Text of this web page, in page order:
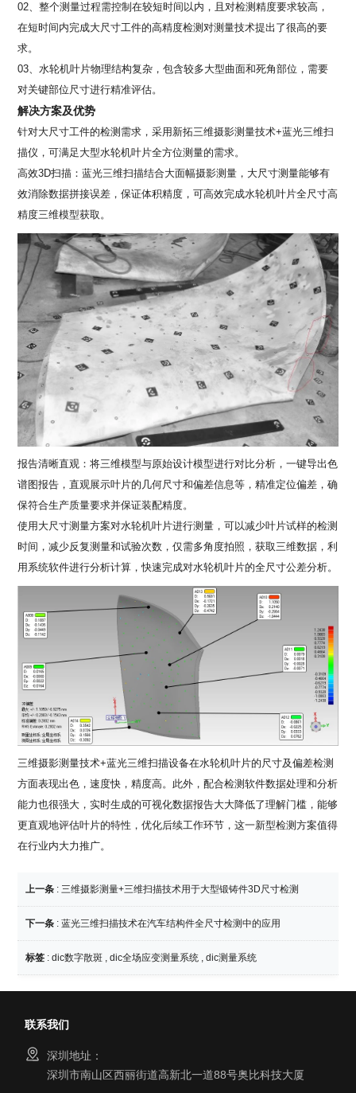
02、整个测量过程需控制在较短时间以内，且对检测精度要求较高，
在短时间内完成大尺寸工件的高精度检测对测量技术提出了很高的要
求。
03、水轮机叶片物理结构复杂，包含较多大型曲面和死角部位，需要
对关键部位尺寸进行精准评估。
解决方案及优势
针对大尺寸工件的检测需求，采用新拓三维摄影测量技术+蓝光三维扫
描仪，可满足大型水轮机叶片全方位测量的需求。
高效3D扫描：蓝光三维扫描结合大面幅摄影测量，大尺寸测量能够有
效消除数据拼接误差，保证体积精度，可高效完成水轮机叶片全尺寸高
精度三维模型获取。
报告清晰直观：将三维模型与原始设计模型进行对比分析，一键导出色
谱图报告，直观展示叶片的几何尺寸和偏差信息等，精准定位偏差，确
保符合生产质量要求并保证装配精度。
使用大尺寸测量方案对水轮机叶片进行测量，可以减少叶片试样的检测
时间，减少反复测量和试验次数，仅需多角度拍照，获取三维数据，利
用系统软件进行分析计算，快速完成对水轮机叶片的全尺寸公差分析。
三维摄影测量技术+蓝光三维扫描设备在水轮机叶片的尺寸及偏差检测
方面表现出色，速度快，精度高。此外，配合检测软件数据处理和分析
能力也很强大，实时生成的可视化数据报告大大降低了理解门槛，能够
更直观地评估叶片的特性，优化后续工作环节，这一新型检测方案值得
在行业内大力推广。
上一条 :三维摄影测量+三维扫描技术用于大型锻铸件3D尺寸检测
下一条 :蓝光三维扫描技术在汽车结构件全尺寸检测中的应用
标签 :dic数字散斑 ,dic全场应变测量系统 ,dic测量系统
联系我们
深圳地址：
深圳市南山区西丽街道高新北一道88号奥比科技大厦